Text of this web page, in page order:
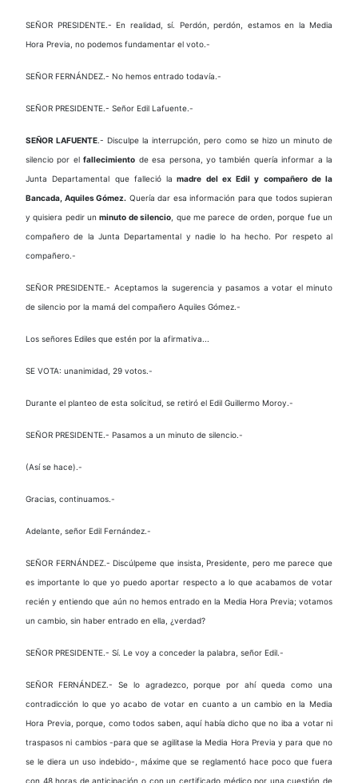
SEÑOR PRESIDENTE.- En realidad, sí. Perdón, perdón, estamos en la Media
Hora Previa, no podemos fundamentar el voto.-
SEÑOR FERNÁNDEZ.- No hemos entrado todavía.-
SEÑOR PRESIDENTE.- Señor Edil Lafuente.-
SEÑOR LAFUENTE.- Disculpe la interrupción, pero como se hizo un minuto de
silencio por elfallecimiento de esa persona, yo también quería informar a la
Junta Departamental que falleció la madre del ex Edil y compañero de la
Bancada, Aquiles Gómez. Quería dar esa información para que todos supieran
y quisiera pedir unminuto de silencio , que me parece de orden, porque fue un
compañero de la Junta Departamental y nadie lo ha hecho. Por respeto al
compañero.-
SEÑOR PRESIDENTE.- Aceptamos la sugerencia y pasamos a votar el minuto
de silencio por la mamá del compañero Aquiles Gómez.-
Los señores Ediles que estén por la afirmativa...
SE VOTA: unanimidad, 29 votos.-
Durante el planteo de esta solicitud, se retiró el Edil Guillermo Moroy.-
SEÑOR PRESIDENTE.- Pasamos a un minuto de silencio.-
(Así se hace).-
Gracias, continuamos.-
Adelante, señor Edil Fernández.-
SEÑOR FERNÁNDEZ.- Discúlpeme que insista, Presidente, pero me parece que
es importante lo que yo puedo aportar respecto a lo que acabamos de votar
recién y entiendo que aún no hemos entrado en la Media Hora Previa; votamos
un cambio, sin haber entrado en ella, ¿verdad?
SEÑOR PRESIDENTE.- Sí. Le voy a conceder la palabra, señor Edil.-
SEÑOR FERNÁNDEZ.- Se lo agradezco, porque por ahí queda como una
contradicción lo que yo acabo de votar en cuanto a un cambio en la Media
Hora Previa, porque, como todos saben, aquí había dicho que no iba a votar ni
traspasos ni cambios -para que se agilitase la Media Hora Previa y para que no
se le diera un uso indebido-, máxime que se reglamentó hace poco que fuera
con 48 horas de anticipación o con un certificado médico por una cuestión de